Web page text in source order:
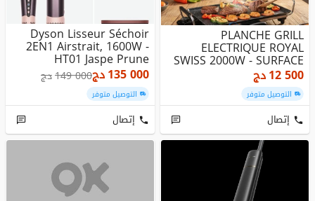
PLANCHE GRILL
ELECTRIQUE ROYAL
SWISS 2000W - SURFACE
ANTIADHESIVE - TH...
12 500دج
التوصيل متوفر
إتصال
Dyson Lisseur Séchoir
2EN1 Airstrait, 1600W -
HT01 Jaspe Prune
135 000دج149 000دج
التوصيل متوفر
إتصال